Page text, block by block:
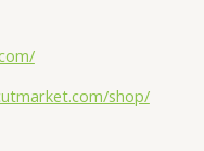
shop/